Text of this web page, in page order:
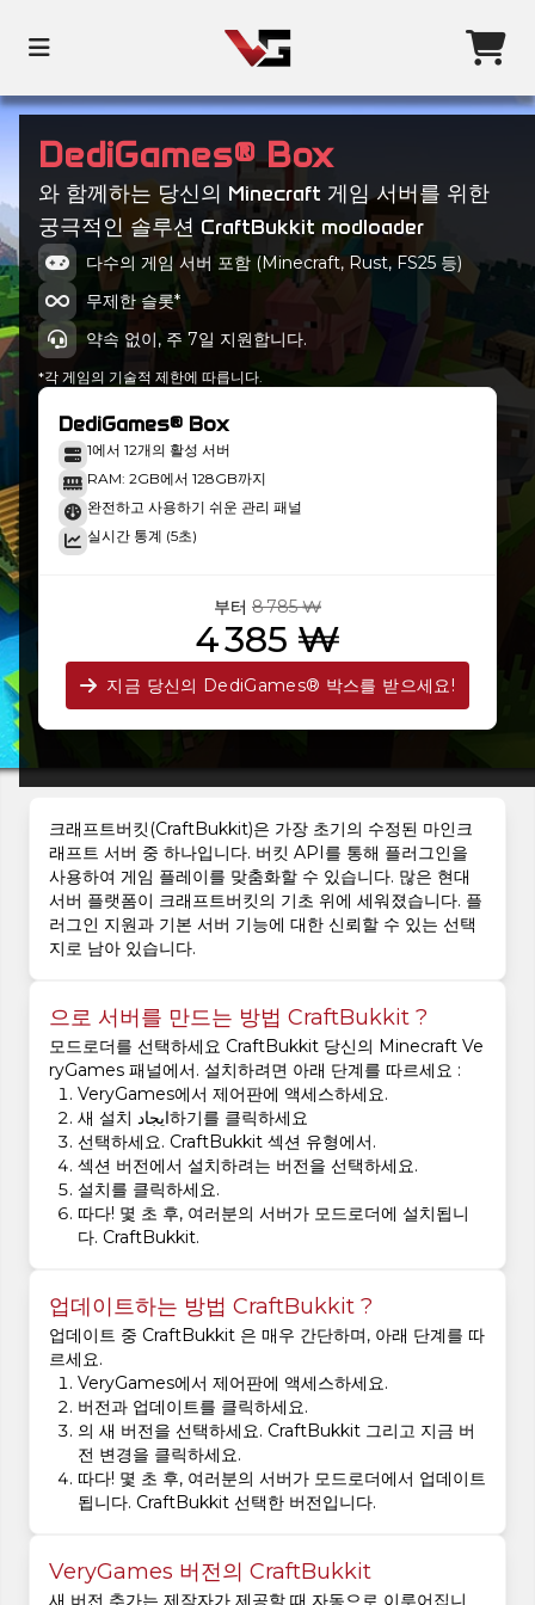
DediGames® Box
와 함께하는 당신의 Minecraft 게임 서버를 위한
궁극적인 솔루션 CraftBukkit modloader
다수의 게임 서버 포함 (Minecraft, Rust, FS25 등)
무제한 슬롯*
약속 없이, 주 7일 지원합니다.
*각 게임의 기술적 제한에 따릅니다.
DediGames® Box
1에서 12개의 활성 서버
RAM: 2GB에서 128GB까지
완전하고 사용하기 쉬운 관리 패널
실시간 통계 (5초)
부터 8 785 ₩
4 385 ₩
지금 당신의 DediGames® 박스를 받으세요!
크래프트버킷(CraftBukkit)은 가장 초기의 수정된 마인크
래프트 서버 중 하나입니다. 버킷 API를 통해 플러그인을
사용하여 게임 플레이를 맞춤화할 수 있습니다. 많은 현대
서버 플랫폼이 크래프트버킷의 기초 위에 세워졌습니다. 플
러그인 지원과 기본 서버 기능에 대한 신뢰할 수 있는 선택
지로 남아 있습니다.
으로 서버를 만드는 방법 CraftBukkit ?
모드로더를 선택하세요 CraftBukkit 당신의 Minecraft Ve
ryGames 패널에서. 설치하려면 아래 단계를 따르세요 :
VeryGames에서 제어판에 액세스하세요.
새 설치 ایجاد하기를 클릭하세요
선택하세요. CraftBukkit 섹션 유형에서.
섹션 버전에서 설치하려는 버전을 선택하세요.
설치를 클릭하세요.
따다! 몇 초 후, 여러분의 서버가 모드로더에 설치됩니
다. CraftBukkit.
업데이트하는 방법 CraftBukkit ?
업데이트 중 CraftBukkit 은 매우 간단하며, 아래 단계를 따
르세요.
VeryGames에서 제어판에 액세스하세요.
버전과 업데이트를 클릭하세요.
의 새 버전을 선택하세요. CraftBukkit 그리고 지금 버
전 변경을 클릭하세요.
따다! 몇 초 후, 여러분의 서버가 모드로더에서 업데이트
됩니다. CraftBukkit 선택한 버전입니다.
VeryGames 버전의 CraftBukkit
새 버전 추가는 제작자가 제공할 때 자동으로 이루어집니